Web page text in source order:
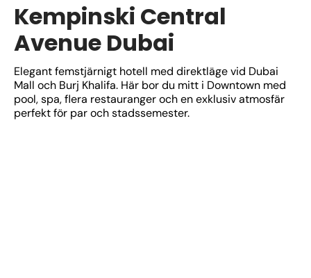
Kempinski Central
Avenue Dubai
Elegant femstjärnigt hotell med direktläge vid Dubai
Mall och Burj Khalifa. Här bor du mitt i Downtown med
pool, spa, flera restauranger och en exklusiv atmosfär
perfekt för par och stadssemester.